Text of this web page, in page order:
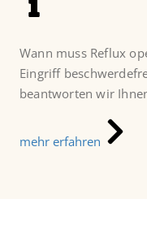
Wann muss Reflux
Eingriff
beantworten wir
mehr erfahren